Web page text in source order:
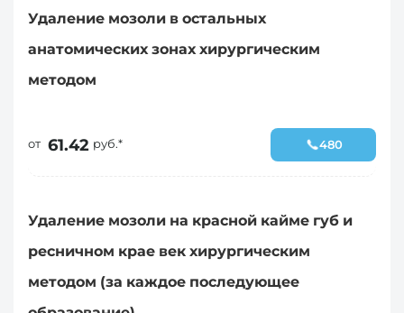
Удаление мозоли в остальных
анатомических зонах хирургическим
методом
от 61.42 руб.* 480
Удаление мозоли на красной кайме губ и
ресничном крае век хирургическим
методом (за каждое последующее